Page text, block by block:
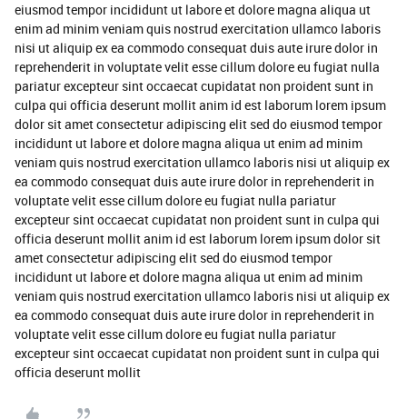
eiusmod tempor incididunt ut labore et dolore magna aliqua ut
enim ad minim veniam quis nostrud exercitation ullamco laboris
nisi ut aliquip ex ea commodo consequat duis aute irure dolor in
reprehenderit in voluptate velit esse cillum dolore eu fugiat nulla
pariatur excepteur sint occaecat cupidatat non proident sunt in
culpa qui officia deserunt mollit anim id est laborum lorem ipsum
dolor sit amet consectetur adipiscing elit sed do eiusmod tempor
incididunt ut labore et dolore magna aliqua ut enim ad minim
veniam quis nostrud exercitation ullamco laboris nisi ut aliquip ex
ea commodo consequat duis aute irure dolor in reprehenderit in
voluptate velit esse cillum dolore eu fugiat nulla pariatur
excepteur sint occaecat cupidatat non proident sunt in culpa qui
officia deserunt mollit anim id est laborum lorem ipsum dolor sit
amet consectetur adipiscing elit sed do eiusmod tempor
incididunt ut labore et dolore magna aliqua ut enim ad minim
veniam quis nostrud exercitation ullamco laboris nisi ut aliquip ex
ea commodo consequat duis aute irure dolor in reprehenderit in
voluptate velit esse cillum dolore eu fugiat nulla pariatur
excepteur sint occaecat cupidatat non proident sunt in culpa qui
officia deserunt mollit